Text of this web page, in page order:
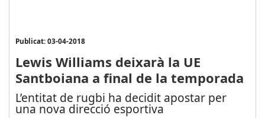
Publicat: 03-04-2018
Lewis Williams deixarà la UE
Santboiana a final de la temporada
L’entitat de rugbi ha decidit apostar per
una nova direcció esportiva